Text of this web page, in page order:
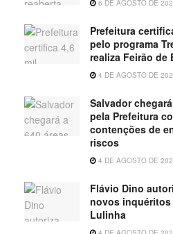
6 DE AGOSTO DE
Prefeitura
pelo programa
realiza Feirão de
4 DE AGOSTO DE
Salvador
pela Prefeitura
contenções de
riscos
4 DE AGOSTO DE
Flávio Dino
novos inquéritos
Lulinha